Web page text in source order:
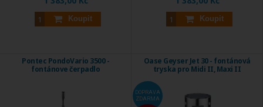
Koupit Koupit
Pontec PondoVario 3500 -
fontánove čerpadlo
Oase Geyser Jet 30 - fontánová
tryska pro Midi II, Maxi II
DOPRAVA
ZDARMA